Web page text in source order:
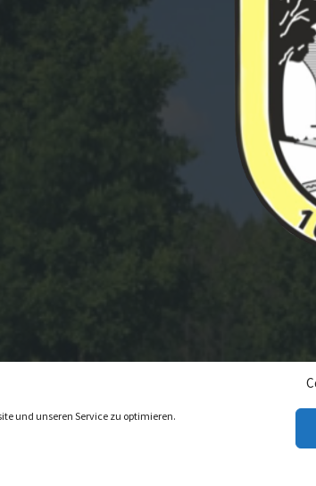
und unseren Service zu optimieren.